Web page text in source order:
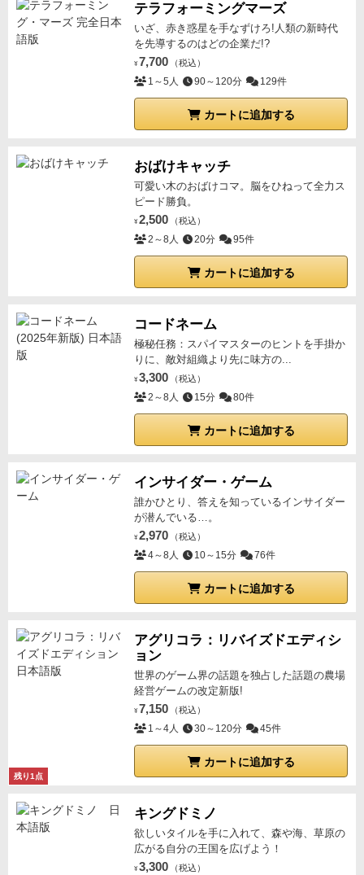
らないわけです。 このように、その動物が場にうまく
並んで、なおその枚数が多いほど点数が高くなる仕掛
これを自分が獲得するためには、手元により
たくさんの枚数を確保しなければならないという、絶
対両立できない条件を課せられる苦しさを思いきり味
運の要素はほとんどありませんが、全部を
いう絶妙なバランスです。 良くできています。
ーにもなかなか好評でした♪■高級なパッケージ このゲ
ームの箱は、最近のゲームの中では圧倒的に厚くしっ
かり作られています。最初に買ったときには、実は開
け方がわからず、危うく破損するところでした（笑）
普通のゲームのようにパカっと上箱が取れる感じには
構造を見て、てっきり中箱を上下にスライド
ず、何度もあちこちをグイグイ押してしまいました。
ところが実は横から開くようになっていて、しかもそ
こにはマグネットが内蔵してあり、ピッタリきれいに
閉じることができるようになっているのです。
（実は同じアークライト社の《ミステリーポー
タブルシリーズ》でも似たような豪華な仕掛けがあり
…ただ、コスト的にかかっていそうなので、
なんて思ってしまいました。 ■余談ゲーム終了時に
は、各動物ごとの点数をそれぞれ計算し合計点を出す
必要があります。 もちろんメモ用紙の端っこでも問題
ないのですが、やっぱり専用のスコアシートみたいな
思っていたら、やっぱり同じことを考える人がいるよ
うで、BGGにありました。（写真のようにデザイン的
すいのでおススメです！
テラフォーミングマーズ
いざ、赤き惑星を手なずけろ!人類の新時代
を先導するのはどの企業だ!?
¥ 7,700 （税込）
1～5人 90～120分 129件
カートに追加する
おばけキャッチ
可愛い木のおばけコマ。脳をひねって全力ス
ピード勝負。
¥ 2,500 （税込）
2～8人 20分 95件
カートに追加する
コードネーム
極秘任務：スパイマスターのヒントを手掛か
りに、敵対組織より先に味方の...
¥ 3,300 （税込）
2～8人 15分 80件
カートに追加する
インサイダー・ゲーム
誰かひとり、答えを知っているインサイダー
が潜んでいる…。
¥ 2,970 （税込）
4～8人 10～15分 76件
カートに追加する
残り1点
アグリコラ：リバイズドエディシ
ョン
世界のゲーム界の話題を独占した話題の農場
経営ゲームの改定新版!
¥ 7,150 （税込）
1～4人 30～120分 45件
カートに追加する
キングドミノ
欲しいタイルを手に入れて、森や海、草原の
広がる自分の王国を広げよう！
¥ 3,300 （税込）